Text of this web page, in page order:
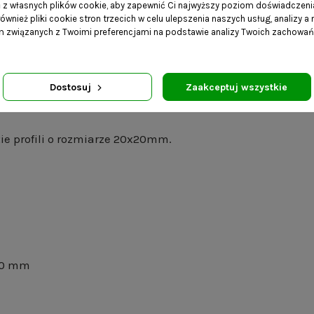
przewróceniu się, dołączone zostały 4
Pełniąc rolę siedziska przy stole, idealnie współgra z
również jako pomocnik przy pianinie. To
swojemu wnętrzu niepowtarzalny urok loftowego
profili o rozmiarze 20x20mm.
mm
z własnych plików cookie, aby zapewnić Ci najwyższy poziom
pliki cookie stron trzecich w celu ulepszenia naszych usług, analizy a
związanych z Twoimi preferencjami na podstawie analizy Twoich
Dostosuj Zaakceptuj wszystkie